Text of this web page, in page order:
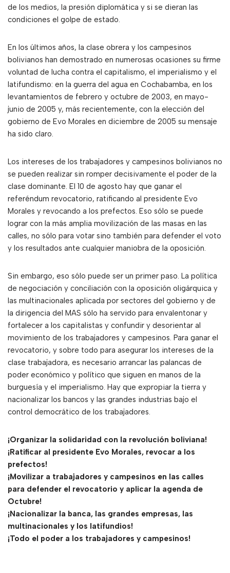
de los medios, la presión diplomática y si se dieran las
condiciones el golpe de estado.
En los últimos años, la clase obrera y los campesinos
bolivianos han demostrado en numerosas ocasiones su firme
voluntad de lucha contra el capitalismo, el imperialismo y el
latifundismo: en la guerra del agua en Cochabamba, en los
levantamientos de febrero y octubre de 2003, en mayo-
junio de 2005 y, más recientemente, con la elección del
gobierno de Evo Morales en diciembre de 2005 su mensaje
ha sido claro.
Los intereses de los trabajadores y campesinos bolivianos no
se pueden realizar sin romper decisivamente el poder de la
clase dominante. El 10 de agosto hay que ganar el
referéndum revocatorio, ratificando al presidente Evo
Morales y revocando a los prefectos. Eso sólo se puede
lograr con la más amplia movilización de las masas en las
calles, no sólo para votar sino también para defender el voto
y los resultados ante cualquier maniobra de la oposición.
Sin embargo, eso sólo puede ser un primer paso. La política
de negociación y conciliación con la oposición oligárquica y
las multinacionales aplicada por sectores del gobierno y de
la dirigencia del MAS sólo ha servido para envalentonar y
fortalecer a los capitalistas y confundir y desorientar al
movimiento de los trabajadores y campesinos. Para ganar el
revocatorio, y sobre todo para asegurar los intereses de la
clase trabajadora, es necesario arrancar las palancas de
poder económico y político que siguen en manos de la
burguesía y el imperialismo. Hay que expropiar la tierra y
nacionalizar los bancos y las grandes industrias bajo el
control democrático de los trabajadores.
¡Organizar la solidaridad con la revolución boliviana!
¡Ratificar al presidente Evo Morales, revocar a los
prefectos!
¡Movilizar a trabajadores y campesinos en las calles
para defender el revocatorio y aplicar la agenda de
Octubre!
¡Nacionalizar la banca, las grandes empresas, las
multinacionales y los latifundios!
¡Todo el poder a los trabajadores y campesinos!